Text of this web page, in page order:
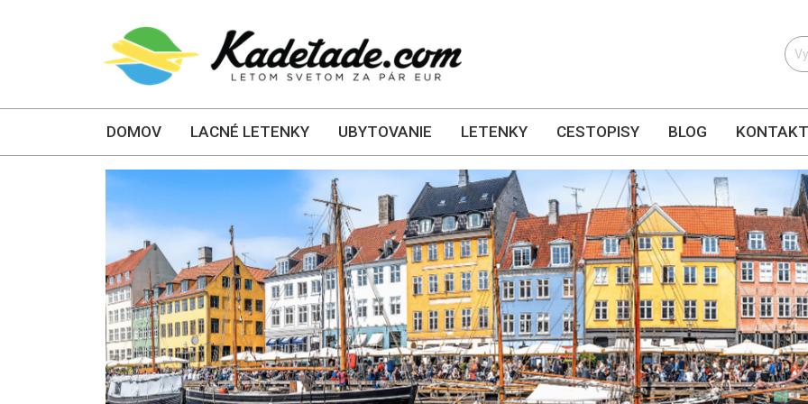
DOMOV LACNÉ LETENKY UBYTOVANIE LETENKY CESTOPISY BLOG KONTAKT